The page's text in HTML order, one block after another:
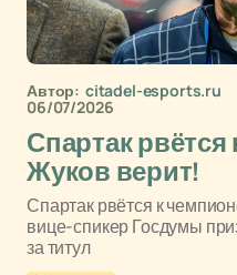
Автор: citadel-esports.ru
06/07/2026
Спартак рвётся
Жуков верит!
Спартак рвётся к
вице-спикер Госдумы
за титул